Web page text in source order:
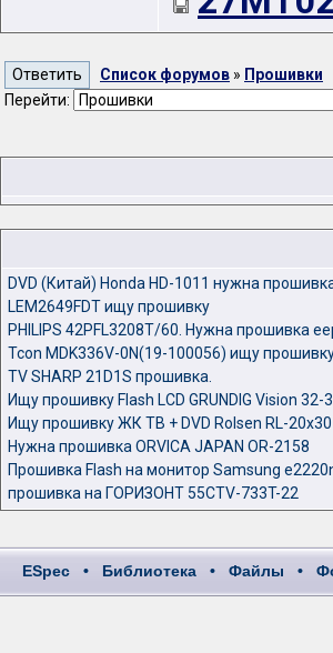
Список форумов » Прошивки
Перейти:
DVD (Китай) Honda HD-1011 нужна
LEM2649FDT ищу прошивку
PHILIPS 42PFL3208T/60. Нужна прошивка
Tcon MDK336V-0N(19-100056) ищу
TV SHARP 21D1S прошивка.
Ищу прошивку Flash LCD GRUNDIG Vision 32-
Ищу прошивку ЖК ТВ + DVD Rolsen RL-20x30
Нужна прошивка ORVICA JAPAN OR-2158
Прошивка Flash на монитор Samsung
прошивка на ГОРИЗОНТ 55CTV-733T-22
ESpec • Библиотека • Файлы •